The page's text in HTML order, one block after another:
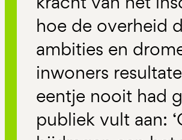
hoe de overheid
ambities en
inwoners
eentje nooit had
publiek vult aan: